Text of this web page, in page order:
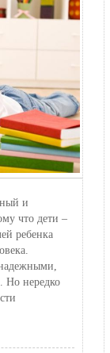
и
что дети –
ребенка
Но нередко